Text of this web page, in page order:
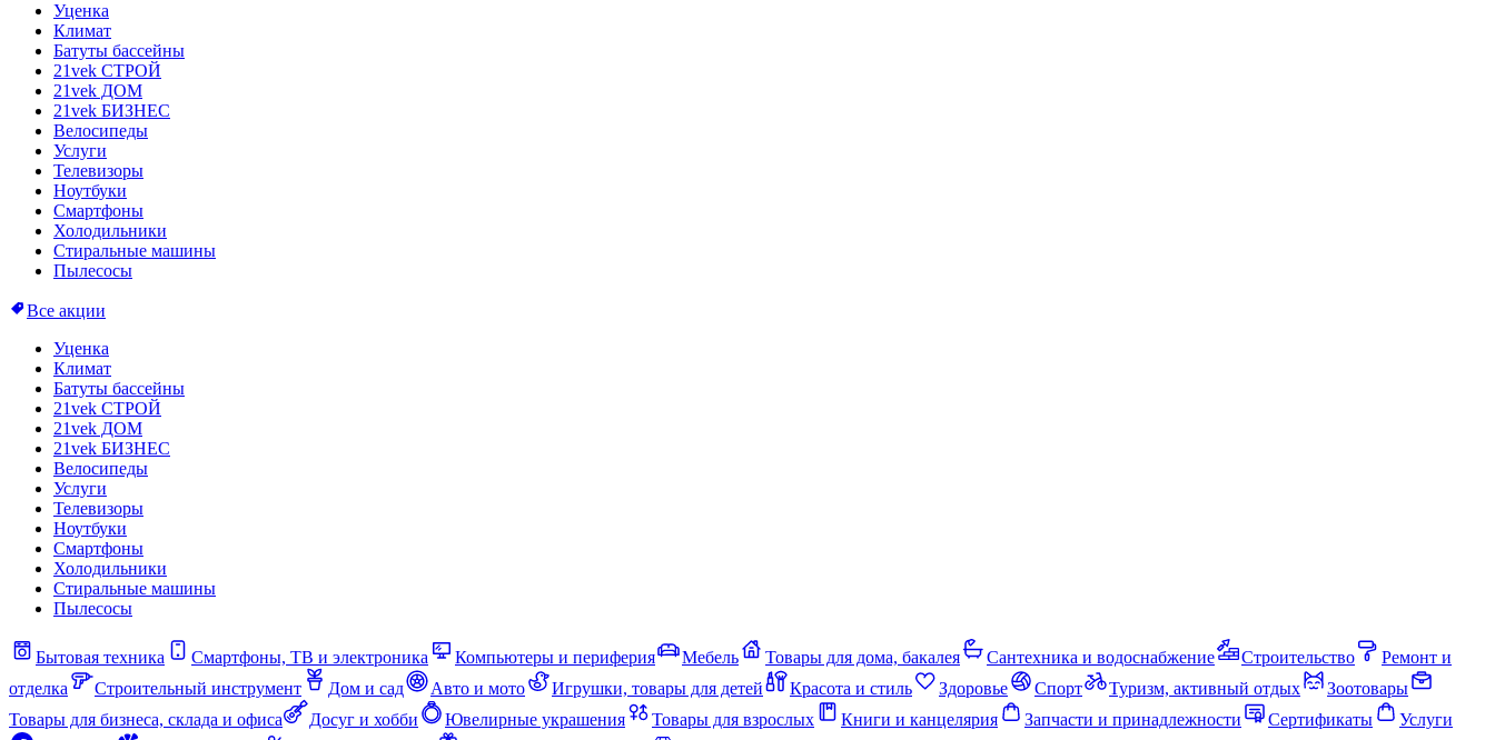
Уценка
Климат
Батуты бассейны
21vek СТРОЙ
21vek ДОМ
21vek БИЗНЕС
Велосипеды
Услуги
Телевизоры
Ноутбуки
Смартфоны
Холодильники
Стиральные машины
Пылесосы
Все акции
Уценка
Климат
Батуты бассейны
21vek СТРОЙ
21vek ДОМ
21vek БИЗНЕС
Велосипеды
Услуги
Телевизоры
Ноутбуки
Смартфоны
Холодильники
Стиральные машины
Пылесосы
Бытовая техника Смартфоны, ТВ и электроника Компьютеры и периферия Мебель Товары для дома, бакалея Сантехника и водоснабжение Строительство
Ремонт и
отделка
Строительный инструмент Дом и сад Авто и мото Игрушки, товары для детей Красота и стиль Здоровье Спорт Туризм, активный отдых
Зоотовары
Товары для бизнеса, склада и офиса
Досуг и хобби Ювелирные украшения Товары для взрослых Книги и канцелярия Запчасти и принадлежности Сертификаты
Услуги